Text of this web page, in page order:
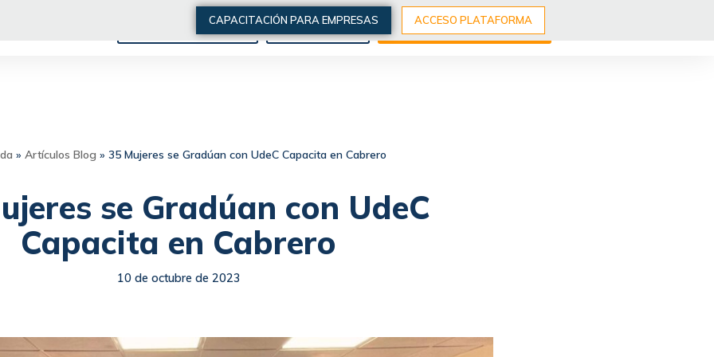
CAPACITACIÓN PARA EMPRESAS ACCESO PLATAFORMA
ARTÍCULOS DE INTERÉS QUIÉNES SOMOS EXPLORA NUESTROS CURSOS
» Artículos Blog » 35 Mujeres se Gradúan con UdeC Capacita en Cabrero
se Gradúan con UdeC
Capacita en Cabrero
10 de octubre de 2023